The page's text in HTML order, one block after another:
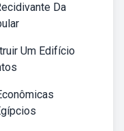
Da
Um Edifício